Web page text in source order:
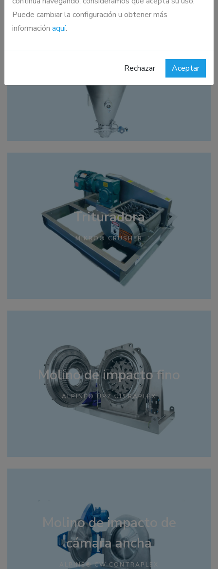
Puede cambiar la configuración u obtener más
información aquí.
Rechazar Aceptar
Trituradora
MIKRO® CRUSHER
Molino de impacto fino
ALPINE® UPZ ULTRAPLEX
Molino de impacto de
cámara ancha
ALPINE® CW CONTRAPLEX